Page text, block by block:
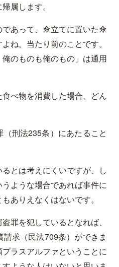
属します。
あって、傘立てに置いた傘
ね。当たり前のことです。
俺のものも俺のもの」は通用
べ物を消費した場合、どん
刑法235条）にあたること
とは考えにくいですが、し
ような場合であれば事件に
ありえなくはないです。
罪を犯しているとなれば、
求（民法709条）ができま
ラスアルファということに